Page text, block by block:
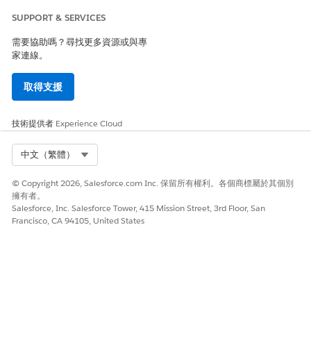
SUPPORT & SERVICES
需要協助嗎？尋找更多資源或與專
家連線。
取得支援
技術提供者 Experience Cloud
中文（繁體）
© Copyright 2026, Salesforce.com Inc. 保留所有權利。各個商標屬於其個別
擁有者。
Salesforce, Inc. Salesforce Tower, 415 Mission Street, 3rd Floor, San
Francisco, CA 94105, United States